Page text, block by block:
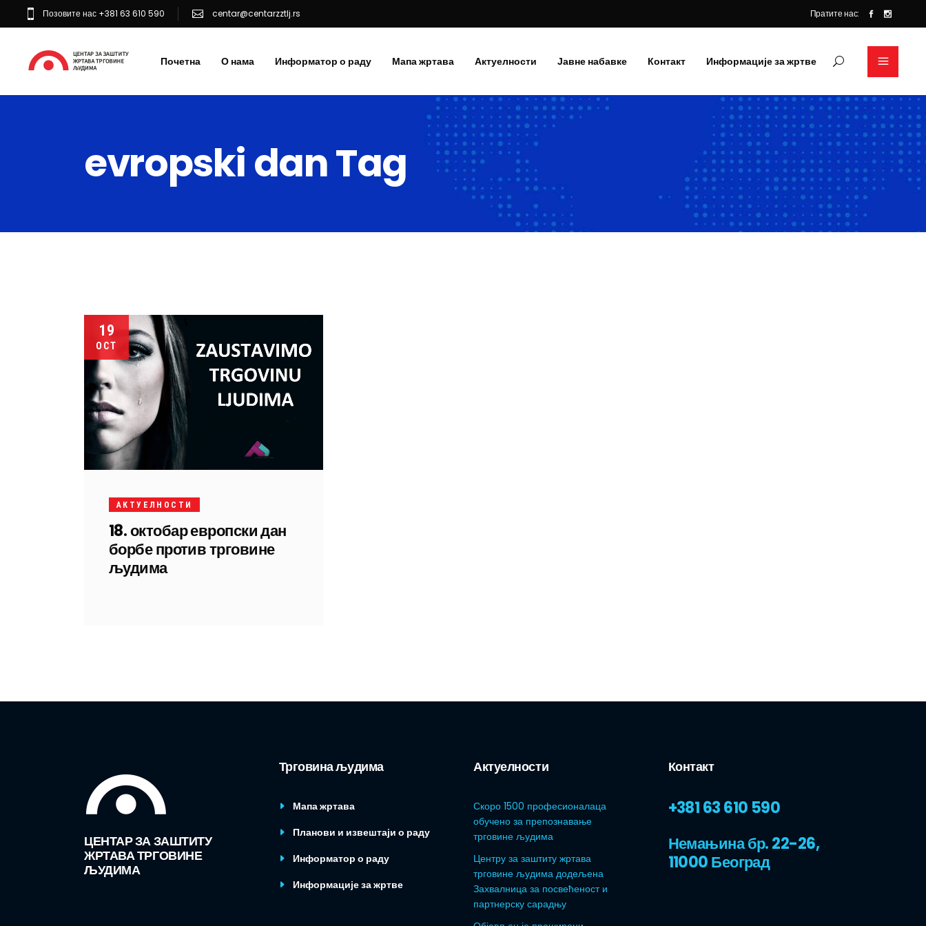
Позовите нас +381 63 610 590 centar@centarzztlj.rs Пратите нас:
Почетна О нама Информатор о раду Мапа жртава Актуелности Јавне набавке Контакт Информације за жртве
evropski dan Tag
19
OCT
АКТУЕЛНОСТИ
18. октобар европски дан
борбе против трговине
људима
ЦЕНТАР ЗА ЗАШТИТУ
ЖРТАВА ТРГОВИНЕ
ЉУДИМА
Трговина људима
Мапа жртава
Планови и извештаји о раду
Информатор о раду
Информације за жртве
Актуелности
Скоро 1500 професионалаца
обучено за препознавање
трговине људима
Центру за заштиту жртава
трговине људима додељена
Захвалница за посвећеност и
партнерску сарадњу
Контакт
+381 63 610 590
Немањина бр. 22-26,
11000 Београд